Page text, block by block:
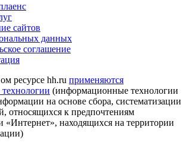
сайтов
данных
соглашение
ресурсе hh.ru применяются
(информационные технологии
на основе сбора, систематизации
относящихся к предпочтениям
«Интернет», находящихся на территории